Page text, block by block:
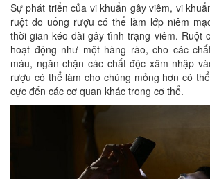
Sự phát triển của vi khuẩn gây viêm, vi
ruột do uống rượu có thể làm lớp niêm
thời gian kéo dài gây tình trạng viêm. Ruột
hoạt động như một hàng rào, cho các
máu, ngăn chặn các chất độc xâm nhập
rượu có thể làm cho chúng mỏng hơn có
cực đến các cơ quan khác trong cơ thể.